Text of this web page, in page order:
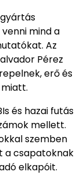
mind a
Az
Pérez
erő és
és hazai futás
mellett.
szemben
a csapatoknak
elkapóit.